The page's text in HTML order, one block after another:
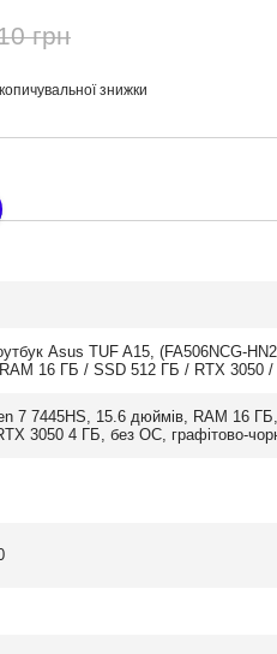
грн
знижки
Asus TUF A15, (FA506NCG-
16 ГБ / SSD 512 ГБ / RTX 3050
7 7445HS, 15.6 дюймів, RAM 16
3050 4 ГБ, без ОС, графітово-